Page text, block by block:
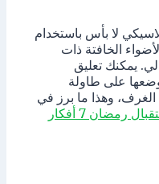
لا بأس باستخدام
الخافتة ذات
يمكنك تعليق
وضعها على طاولة
وهذا ما برز في
أفكار لتزيين البيت لاستقبال رمضان 7 أفكار